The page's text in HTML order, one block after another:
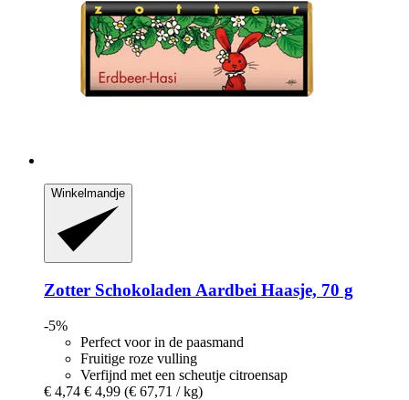
Winkelmandje
Zotter Schokoladen Aardbei Haasje, 70 g
-5%
Perfect voor in de paasmand
Fruitige roze vulling
Verfijnd met een scheutje citroensap
€ 4,74 € 4,99 (€ 67,71 / kg)